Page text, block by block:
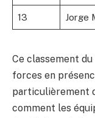
13 Jorge
Ce classement
forces en
particulièrement
comment les